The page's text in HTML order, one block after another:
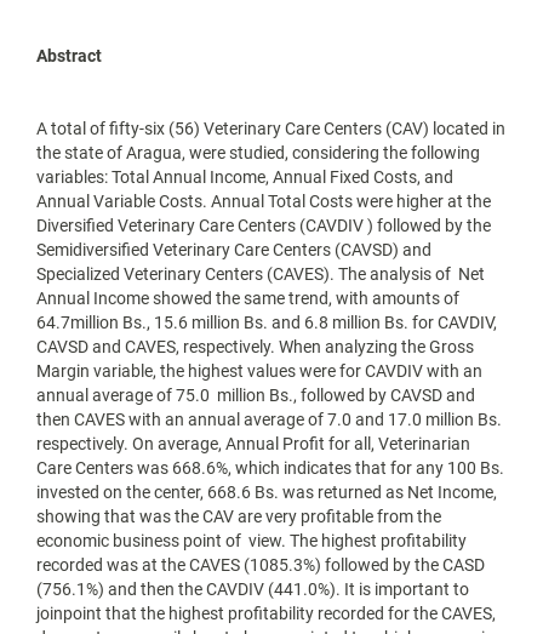
Abstract
A total of fifty-six (56) Veterinary Care Centers (CAV) located in
the state of Aragua, were studied, considering the following
variables: Total Annual Income, Annual Fixed Costs, and
Annual Variable Costs. Annual Total Costs were higher at the
Diversified Veterinary Care Centers (CAVDIV ) followed by the
Semidiversified Veterinary Care Centers (CAVSD) and
Specialized Veterinary Centers (CAVES). The analysis of Net
Annual Income showed the same trend, with amounts of
64.7million Bs., 15.6 million Bs. and 6.8 million Bs. for CAVDIV,
CAVSD and CAVES, respectively. When analyzing the Gross
Margin variable, the highest values were for CAVDIV with an
annual average of 75.0 million Bs., followed by CAVSD and
then CAVES with an annual average of 7.0 and 17.0 million Bs.
respectively. On average, Annual Profit for all, Veterinarian
Care Centers was 668.6%, which indicates that for any 100 Bs.
invested on the center, 668.6 Bs. was returned as Net Income,
showing that was the CAV are very profitable from the
economic business point of view. The highest profitability
recorded was at the CAVES (1085.3%) followed by the CASD
(756.1%) and then the CAVDIV (441.0%). It is important to
joinpoint that the highest profitability recorded for the CAVES,